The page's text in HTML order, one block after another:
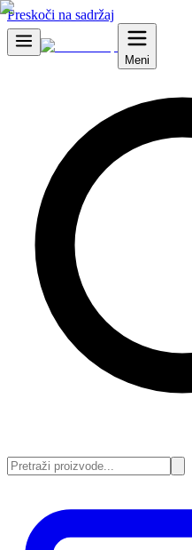
Preskoči na sadržaj
Meni